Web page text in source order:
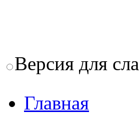
Версия для
Главная